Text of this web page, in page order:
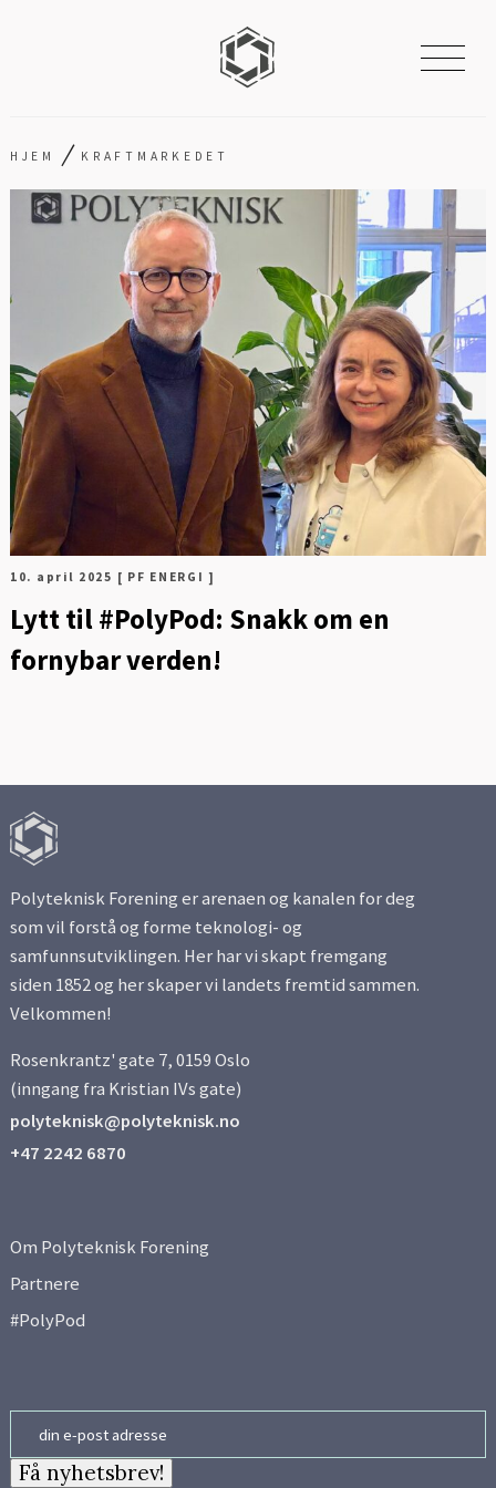
HJEM / KRAFTMARKEDET
10. april 2025 [ PF ENERGI ]
Lytt til #PolyPod: Snakk om en
fornybar verden!
Polyteknisk Forening er arenaen og kanalen for deg
som vil forstå og forme teknologi- og
samfunnsutviklingen. Her har vi skapt fremgang
siden 1852 og her skaper vi landets fremtid sammen.
Velkommen!
Rosenkrantz' gate 7, 0159 Oslo
(inngang fra Kristian IVs gate)
polyteknisk@polyteknisk.no
+47 2242 6870
Om Polyteknisk Forening
Partnere
#PolyPod
Få nyhetsbrev!